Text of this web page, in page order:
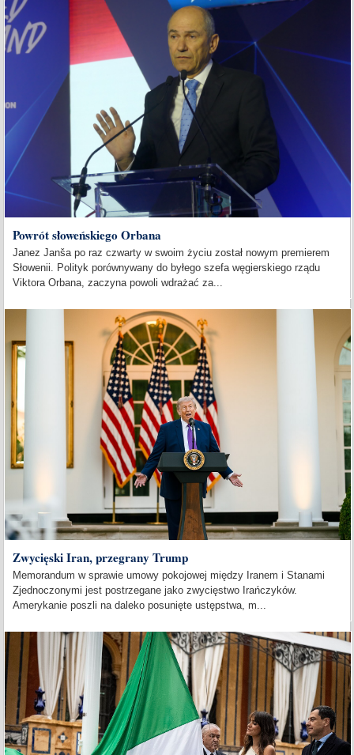
Powrót słoweńskiego Orbana
Janez Janša po raz czwarty w swoim życiu został nowym premierem
Słowenii. Polityk porównywany do byłego szefa węgierskiego rządu
Viktora Orbana, zaczyna powoli wdrażać za...
Zwycięski Iran, przegrany Trump
Memorandum w sprawie umowy pokojowej między Iranem i Stanami
Zjednoczonymi jest postrzegane jako zwycięstwo Irańczyków.
Amerykanie poszli na daleko posunięte ustępstwa, m...